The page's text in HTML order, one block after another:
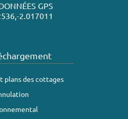
GPS
2.017011
plans des cottages